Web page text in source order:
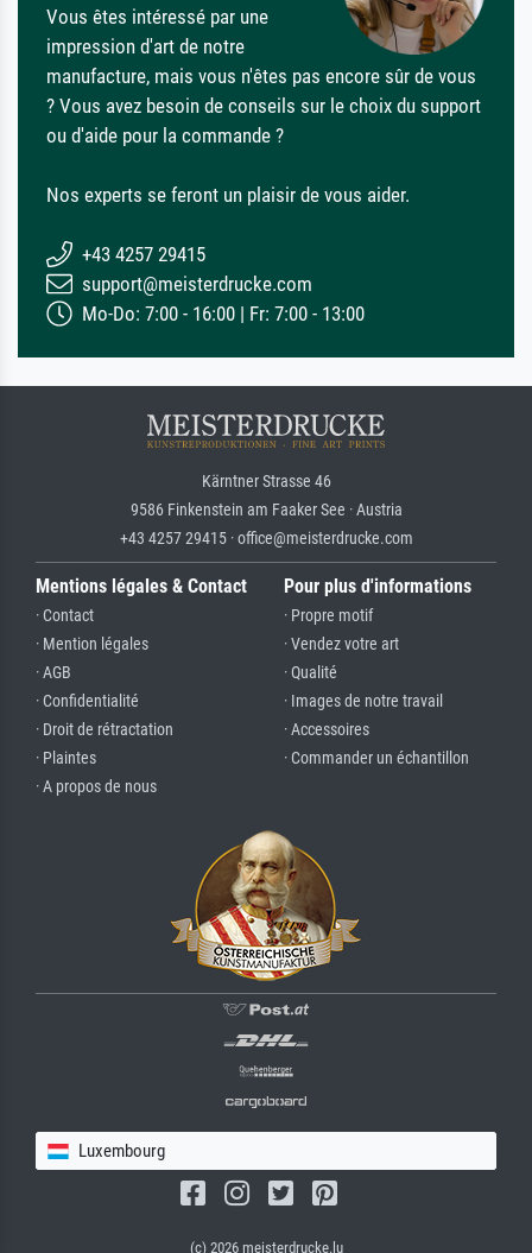
Vous êtes intéressé par une
impression d'art de notre
manufacture, mais vous n'êtes pas encore sûr de vous
? Vous avez besoin de conseils sur le choix du support
ou d'aide pour la commande ?
Nos experts se feront un plaisir de vous aider.
+43 4257 29415
support@meisterdrucke.com
Mo-Do: 7:00 - 16:00 | Fr: 7:00 - 13:00
Kärntner Strasse 46
9586 Finkenstein am Faaker See · Austria
+43 4257 29415 · office@meisterdrucke.com
Mentions légales & Contact
· Contact
· Mention légales
· AGB
· Confidentialité
· Droit de rétractation
· Plaintes
· A propos de nous
Pour plus d'informations
· Propre motif
· Vendez votre art
· Qualité
· Images de notre travail
· Accessoires
· Commander un échantillon
Luxembourg
(c) 2026 meisterdrucke.lu